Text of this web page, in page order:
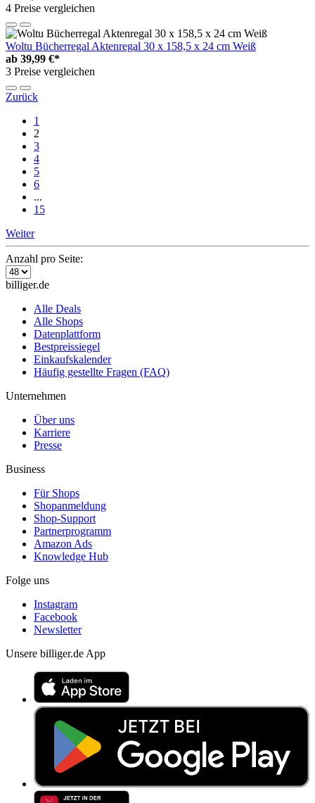
4 Preise vergleichen
Woltu Bücherregal Aktenregal 30 x 158,5 x 24 cm Weiß
ab 39,99 €*
3 Preise vergleichen
Zurück
1
2
3
4
5
6
...
15
Weiter
Anzahl pro Seite:
billiger.de
Alle Deals
Alle Shops
Datenplattform
Bestpreissiegel
Einkaufskalender
Häufig gestellte Fragen (FAQ)
Unternehmen
Über uns
Karriere
Presse
Business
Für Shops
Shopanmeldung
Shop-Support
Partnerprogramm
Amazon Ads
Knowledge Hub
Folge uns
Instagram
Facebook
Newsletter
Unsere billiger.de App